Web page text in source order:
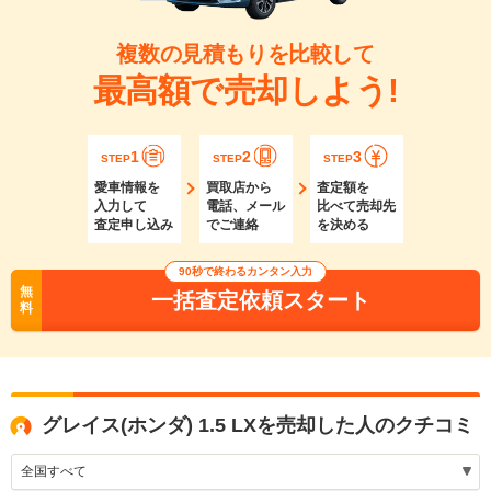
複数の見積もりを比較して
最高額で売却しよう!
STEP1
愛車情報を
入力して
査定申し込み
STEP2
買取店から
電話、メール
でご連絡
STEP3
査定額を
比べて売却先
を決める
無
料
90秒で終わるカンタン入力
一括査定依頼スタート
グレイス(ホンダ) 1.5 LXを売却した人のクチコミ